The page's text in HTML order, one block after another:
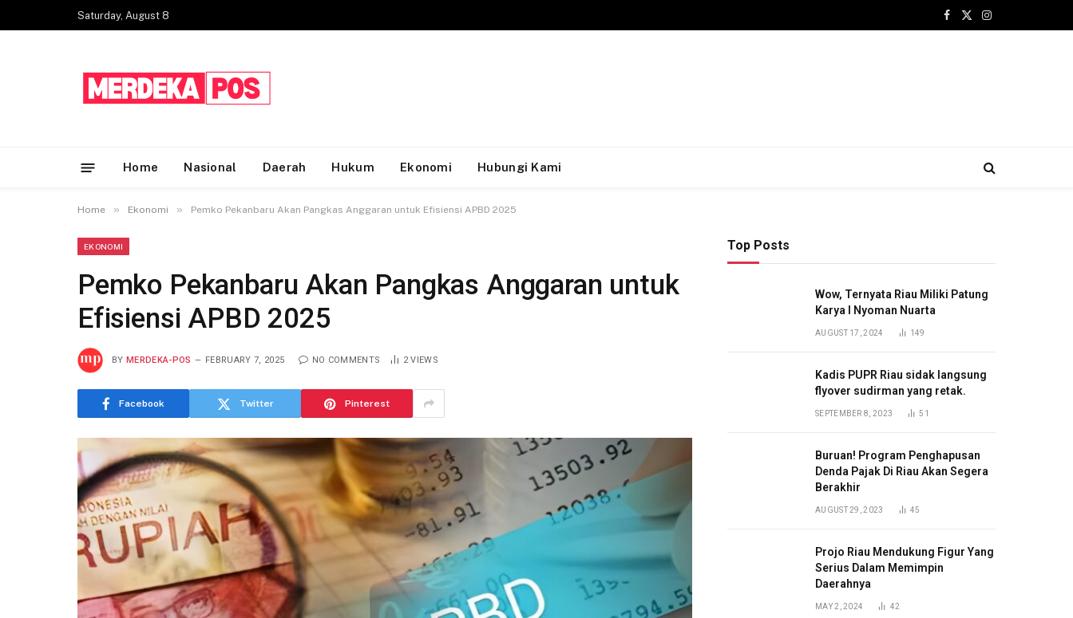
Saturday, August 8
Facebook
X
Instagram
Home Nasional Daerah Hukum Ekonomi Hubungi Kami
Home » Ekonomi » Pemko Pekanbaru Akan Pangkas Anggaran untuk Efisiensi APBD 2025
EKONOMI
Pemko Pekanbaru Akan Pangkas Anggaran untuk
Efisiensi APBD 2025
BY MERDEKA-POS FEBRUARY 7, 2025 NO COMMENTS 2VIEWS
Facebook Twitter Pinterest
Top Posts
Wow, Ternyata Riau Miliki Patung
Karya I Nyoman Nuarta
AUGUST 17, 2024 149
Kadis PUPR Riau sidak langsung
flyover sudirman yang retak.
SEPTEMBER 8, 2023 51
Buruan! Program Penghapusan
Denda Pajak Di Riau Akan Segera
Berakhir
AUGUST 29, 2023 45
Projo Riau Mendukung Figur Yang
Serius Dalam Memimpin
Daerahnya
MAY 2, 2024 42